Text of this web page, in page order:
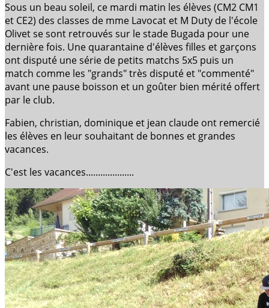
Sous un beau soleil, ce mardi matin les élèves (CM2 CM1
et CE2) des classes de mme Lavocat et M Duty de l'école
Olivet se sont retrouvés sur le stade Bugada pour une
dernière fois. Une quarantaine d'élèves filles et garçons
ont disputé une série de petits matchs 5x5 puis un
match comme les "grands" très disputé et "commenté"
avant une pause boisson et un goûter bien mérité offert
par le club.
Fabien, christian, dominique et jean claude ont remercié
les élèves en leur souhaitant de bonnes et grandes
vacances.
C'est les vacances....................